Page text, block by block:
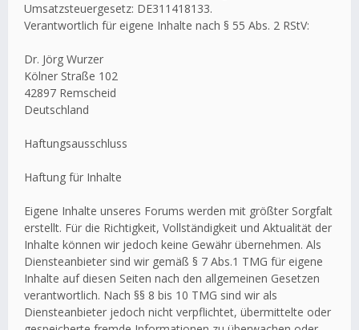
Umsatzsteuergesetz: DE311418133.
Verantwortlich für eigene Inhalte nach § 55 Abs. 2 RStV:
Dr. Jörg Wurzer
Kölner Straße 102
42897 Remscheid
Deutschland
Haftungsausschluss
Haftung für Inhalte
Eigene Inhalte unseres Forums werden mit größter Sorgfalt
erstellt. Für die Richtigkeit, Vollständigkeit und Aktualität der
Inhalte können wir jedoch keine Gewähr übernehmen. Als
Diensteanbieter sind wir gemäß § 7 Abs.1 TMG für eigene
Inhalte auf diesen Seiten nach den allgemeinen Gesetzen
verantwortlich. Nach §§ 8 bis 10 TMG sind wir als
Diensteanbieter jedoch nicht verpflichtet, übermittelte oder